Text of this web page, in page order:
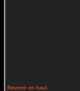
Revenir en haut